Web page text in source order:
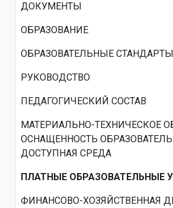
ДОКУМЕНТЫ
ОБРАЗОВАНИЕ
ОБРАЗОВАТЕЛЬНЫЕ
РУКОВОДСТВО
ПЕДАГОГИЧЕСКИЙ СОСТАВ
МАТЕРИАЛЬНО-ТЕХНИЧЕСКОЕ
ОСНАЩЕННОСТЬ
ДОСТУПНАЯ СРЕДА
ПЛАТНЫЕ ОБРАЗОВАТЕЛЬНЫЕ
ФИНАНСОВО-ХОЗЯЙСТВЕННАЯ